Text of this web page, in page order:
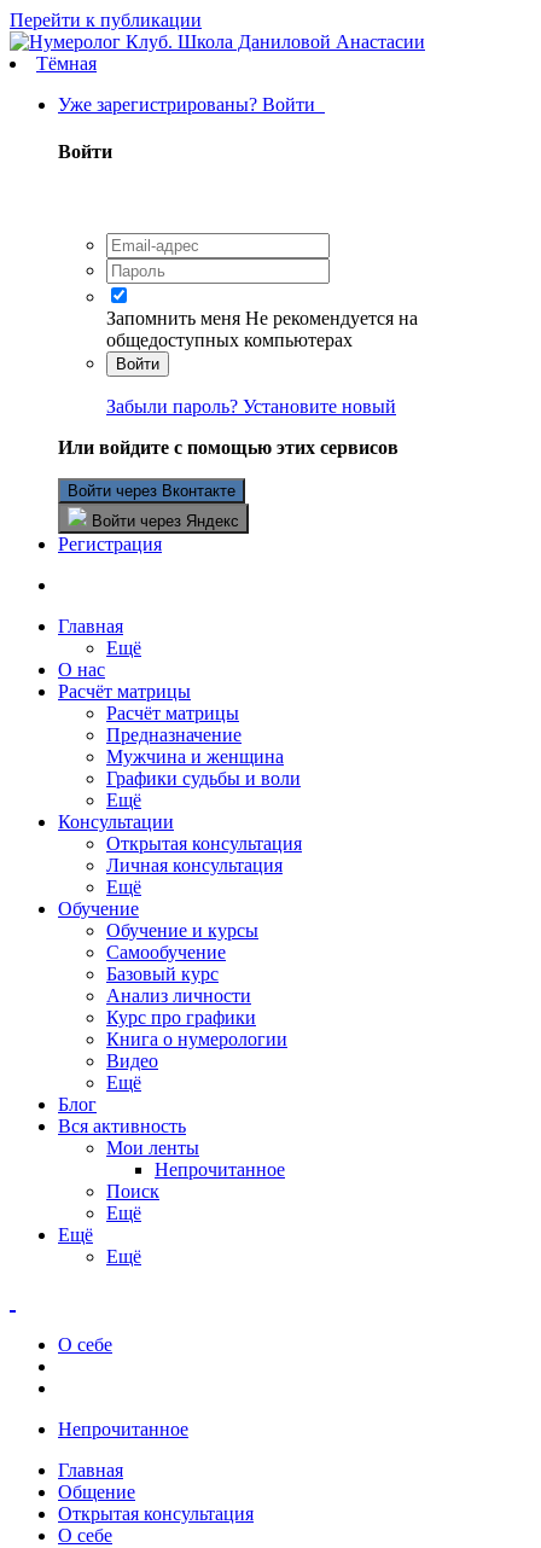
Перейти к публикации
Тёмная
Уже зарегистрированы? Войти
Войти
Запомнить меня Не рекомендуется на
общедоступных компьютерах
Войти
Забыли пароль? Установите новый
Или войдите с помощью этих сервисов
Войти через Вконтакте
Войти через Яндекс
Регистрация
Главная
Ещё
О нас
Расчёт матрицы
Расчёт матрицы
Предназначение
Мужчина и женщина
Графики судьбы и воли
Ещё
Консультации
Открытая консультация
Личная консультация
Ещё
Обучение
Обучение и курсы
Самообучение
Базовый курс
Анализ личности
Курс про графики
Книга о нумерологии
Видео
Ещё
Блог
Вся активность
Мои ленты
Непрочитанное
Поиск
Ещё
Ещё
Ещё
О себе
Непрочитанное
Главная
Общение
Открытая консультация
О себе